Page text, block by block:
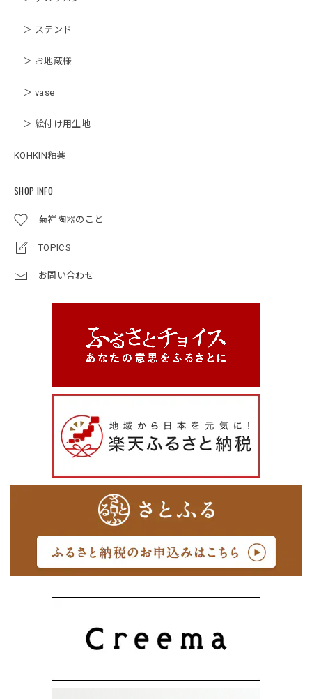
＞ ステンド
＞ お地蔵様
＞ vase
＞ 絵付け用生地
KOHKIN釉薬
SHOP INFO
菊祥陶器のこと
TOPICS
お問い合わせ